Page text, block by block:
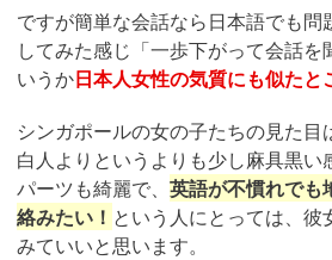
ですが簡単な会話なら日本語でも問
してみた感じ「一歩下がって会話を
いうか日本人女性の気質にも似たと
シンガポールの女の子たちの見た目
白人よりというよりも少し麻具黒い
パーツも綺麗で、 英語が不慣れでも
絡みたい！ という人にとっては、彼
みていいと思います。